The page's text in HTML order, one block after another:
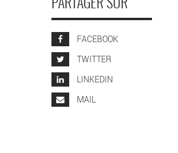
PARTAGER SUR
FACEBOOK
TWITTER
LINKEDIN
MAIL